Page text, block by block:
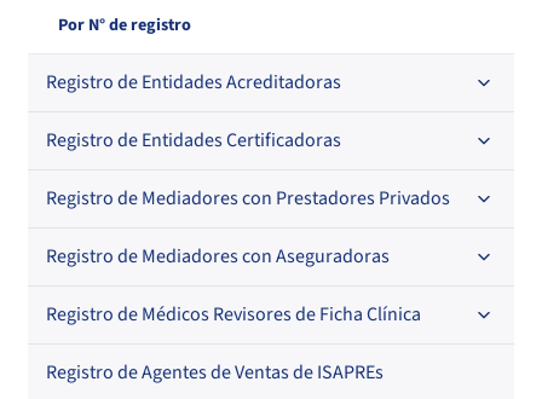
Por N° de registro
Registro de Entidades Acreditadoras
En orden alfabético
Por N° de registro
Regional
Registro de Entidades Certificadoras
Por orden alfabético
Por N° de registro
Registro de Mediadores con Prestadores Privados
Por orden alfabético
Por N° de registro
Por profesión
Registro de Mediadores con Aseguradoras
Regional
Por orden alfabético
Registro de Médicos Revisores de Ficha Clínica
Regional
Registro de Agentes de Ventas de ISAPREs